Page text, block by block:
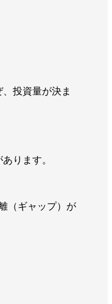
投資量が決ま
ります。
（ギャップ）が